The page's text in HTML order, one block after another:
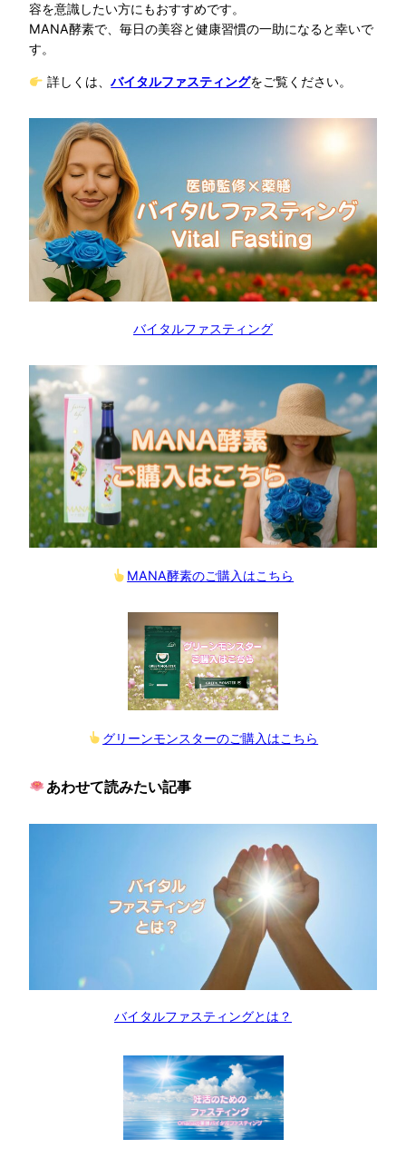
容を意識したい方にもおすすめです。
MANA酵素で、毎日の美容と健康習慣の一助になると幸いで
す。
詳しくは、バイタルファスティングをご覧ください。
バイタルファスティング
MANA酵素のご購入はこちら
グリーンモンスターのご購入はこちら
あわせて読みたい記事
バイタルファスティングとは？